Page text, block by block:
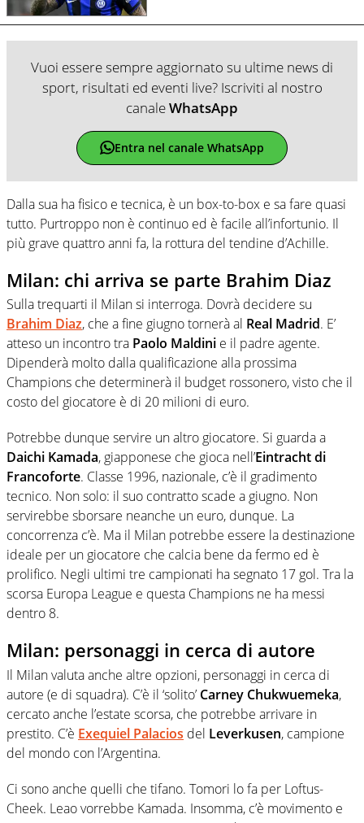
Vuoi essere sempre aggiornato su ultime news di
sport, risultati ed eventi live? Iscriviti al nostro
canaleWhatsApp
Entra nel canale WhatsApp
Dalla sua ha fisico e tecnica, è un box-to-box e sa fare quasi
tutto. Purtroppo non è continuo ed è facile all’infortunio. Il
più grave quattro anni fa, la rottura del tendine d’Achille.
Milan: chi arriva se parte Brahim Diaz
Sulla trequarti il Milan si interroga. Dovrà decidere su
Brahim Diaz, che a fine giugno tornerà al Real Madrid. E’
atteso un incontro tra Paolo Maldini e il padre agente.
Dipenderà molto dalla qualificazione alla prossima
Champions che determinerà il budget rossonero, visto che il
costo del giocatore è di 20 milioni di euro.
Potrebbe dunque servire un altro giocatore. Si guarda a
Daichi Kamada, giapponese che gioca nell’Eintracht di
Francoforte. Classe 1996, nazionale, c’è il gradimento
tecnico. Non solo: il suo contratto scade a giugno. Non
servirebbe sborsare neanche un euro, dunque. La
concorrenza c’è. Ma il Milan potrebbe essere la destinazione
ideale per un giocatore che calcia bene da fermo ed è
prolifico. Negli ultimi tre campionati ha segnato 17 gol. Tra la
scorsa Europa League e questa Champions ne ha messi
dentro 8.
Milan: personaggi in cerca di autore
Il Milan valuta anche altre opzioni, personaggi in cerca di
autore (e di squadra). C’è il ‘solito’ Carney Chukwuemeka,
cercato anche l’estate scorsa, che potrebbe arrivare in
prestito. C’è Exequiel Palacios del Leverkusen, campione
del mondo con l’Argentina.
Ci sono anche quelli che tifano. Tomori lo fa per Loftus-
Cheek. Leao vorrebbe Kamada. Insomma, c’è movimento e